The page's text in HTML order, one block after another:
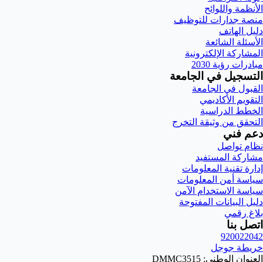
الأنظمة واللوائح
منصة جدارات للتوظيف
دليل الهاتف
الأسئلة الشائعة
المشاركة الإلكترونية
مبادرات رؤية 2030
التسجيل في الجامعة
القبول في الجامعة
التقويم الأكاديمي
الخطط الدراسية
التحقق من وثيقة التخرج
دعم فني
نظام تواصل
مشاركة المستفيد
إدارة تقنية المعلومات
سياسة أمن المعلومات
سياسة الاستخدام الآمن
دليل البيانات المفتوحة
بلاغ رقمي
اتصل بنا
920022042
خريطة جوجل
العنوان الوطني: DMMC3515